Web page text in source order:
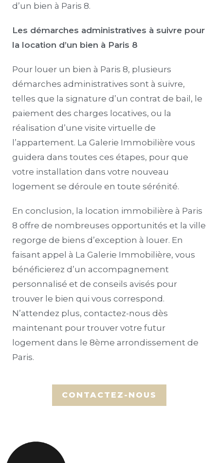
d’un bien à Paris 8.
Les démarches administratives à suivre pour
la location d’un bien à Paris 8
Pour louer un bien à Paris 8, plusieurs
démarches administratives sont à suivre,
telles que la signature d’un contrat de bail, le
paiement des charges locatives, ou la
réalisation d’une visite virtuelle de
l’appartement. La Galerie Immobilière vous
guidera dans toutes ces étapes, pour que
votre installation dans votre nouveau
logement se déroule en toute sérénité.
En conclusion, la location immobilière à Paris
8 offre de nombreuses opportunités et la ville
regorge de biens d’exception à louer. En
faisant appel à La Galerie Immobilière, vous
bénéficierez d’un accompagnement
personnalisé et de conseils avisés pour
trouver le bien qui vous correspond.
N’attendez plus, contactez-nous dès
maintenant pour trouver votre futur
logement dans le 8ème arrondissement de
Paris.